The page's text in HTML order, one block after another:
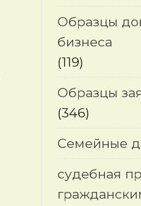
Образцы
бизнеса
(119)
Образцы
(346)
Семейные
судебная